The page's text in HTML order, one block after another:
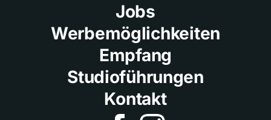
Jobs
Werbemöglichkeiten
Empfang
Studioführungen
Kontakt